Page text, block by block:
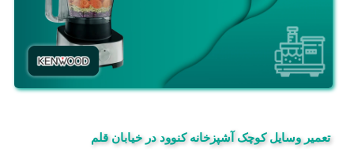
تعمیر وسایل کوچک آشپزخانه کنوود در خیابان قلم